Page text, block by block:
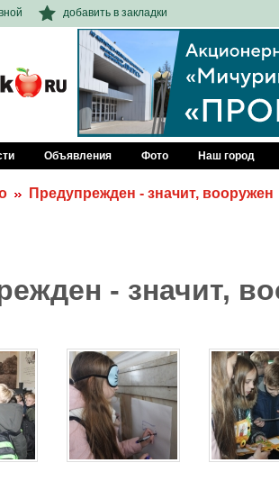
добавить в закладки
Объявления Фото Наш город
Предупрежден - значит, вооружен
- значит,